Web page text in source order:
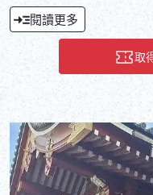
閱讀更多
取